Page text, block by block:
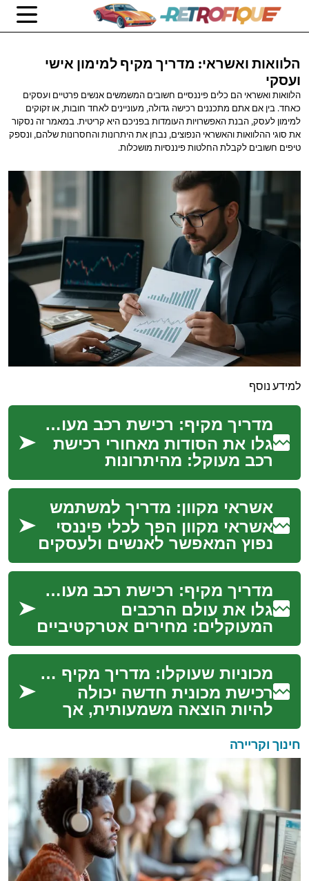
הלוואות ואשראי: מדריך מקיף למימון אישי
ועסקי
הלוואות ואשראי הם כלים פיננסיים חשובים המשמשים אנשים פרטיים ועסקים
כאחד. בין אם אתם מתכננים רכישה גדולה, מעוניינים לאחד חובות, או זקוקים
למימון לעסק, הבנת האפשרויות העומדות בפניכם היא קריטית. במאמר זה נסקור
את סוגי ההלוואות והאשראי הנפוצים, נבחן את היתרונות והחסרונות שלהם, ונספק
טיפים חשובים לקבלת החלטות פיננסיות מושכלות.
למידע נוסף
מדריך מקיף: רכישת רכב מעוקל בחוכמה
גלו את הסודות מאחורי רכישת
רכב מעוקל: מהיתרונות
המפתיעים ועד לסיכונים
שחייבים להכיר. למדו כיצד לנווט
בבטחה בעולם המכי...
אשראי מקוון: מדריך למשתמש
אשראי מקוון הפך לכלי פיננסי
נפוץ המאפשר לאנשים ולעסקים
כאחד לגשת למימון במהירות
וביעילות. עם התפתחות
הטכנולוגיה הדיגי...
מדריך מקיף: רכישת רכב מעוקל - הזדמנויות וסיכונים
גלו את עולם הרכבים
המעוקלים: מחירים אטרקטיביים
לצד סיכונים פוטנציאליים.
במאמר זה נחשוף את היתרונות
והחסרונות של רכישת...
מכוניות שעוקלו: מדריך מקיף לרכישת רכב במחיר מוזל
רכישת מכונית חדשה יכולה
להיות הוצאה משמעותית, אך
קיימת אפשרות מעניינת שעשויה
לחסוך לכם כסף רב - רכישת
מכונית שעוקלה. ...
חינוך וקריירה